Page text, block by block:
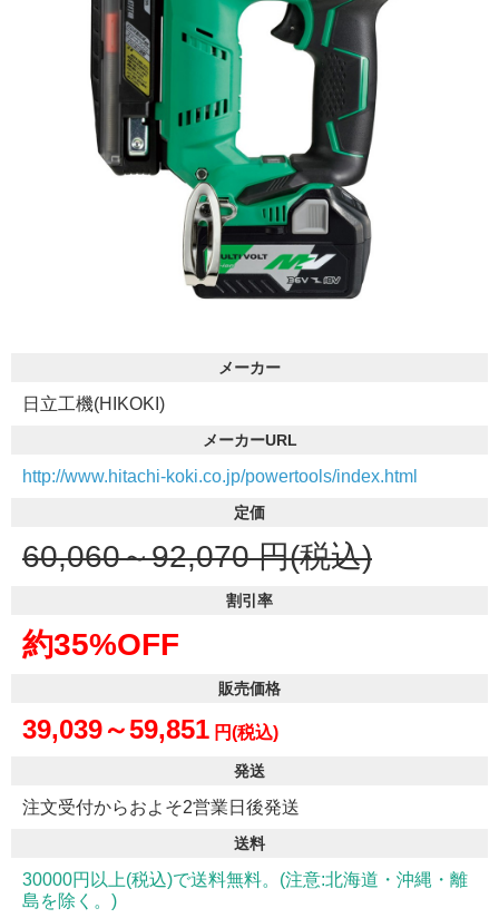
メーカー
日立工機(HIKOKI)
メーカーURL
http://www.hitachi-koki.co.jp/powertools/index.html
定価
60,060～92,070 円(税込)
割引率
約35%OFF
販売価格
39,039～59,851 円(税込)
発送
注文受付からおよそ2営業日後発送
送料
30000円以上(税込)で送料無料。(注意:北海道・沖縄・離
島を除く。)